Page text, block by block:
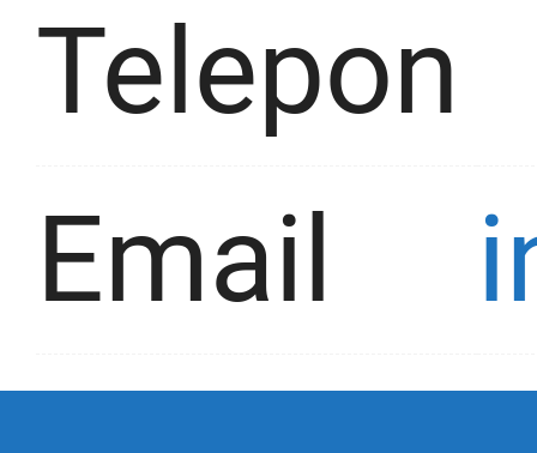
Telepon
Email